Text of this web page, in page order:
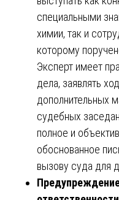
специальными
химии, так и
которому
Эксперт имеет
дела, заявлять
дополнительных
судебных
полное и
обоснованное
вызову суда для